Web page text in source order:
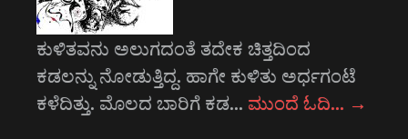
ಕುಳಿತವನು ಅಲುಗದಂತೆ ತದೇಕ ಚಿತ್ತದಿಂದ
ಕಡಲನ್ನು ನೋಡುತ್ತಿದ್ದ. ಹಾಗೇ ಕುಳಿತು ಅರ್ಧಗಂಟೆ
ಕಳೆದಿತ್ತು. ಮೊಲದ ಬಾರಿಗೆ ಕಡ… ಮುಂದೆ ಓದಿ… →